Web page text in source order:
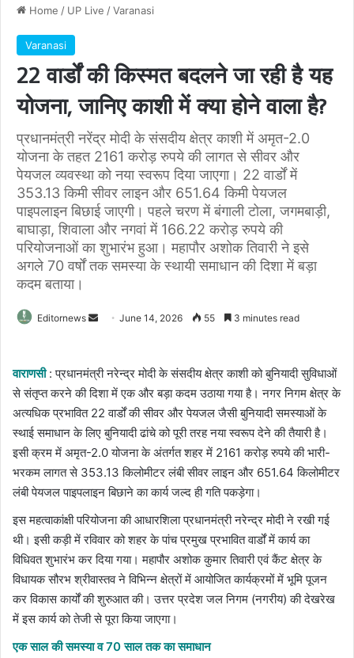
Home / UP Live /Varanasi
Varanasi
22 वार्डों की किस्मत बदलने जा रही है यह
योजना, जानिए काशी में क्या होने वाला है?
प्रधानमंत्री नरेंद्र मोदी के संसदीय क्षेत्र काशी में अमृत-2.0
योजना के तहत 2161 करोड़ रुपये की लागत से सीवर और
पेयजल व्यवस्था को नया स्वरूप दिया जाएगा। 22 वार्डों में
353.13 किमी सीवर लाइन और 651.64 किमी पेयजल
पाइपलाइन बिछाई जाएगी। पहले चरण में बंगाली टोला, जगमबाड़ी,
बाघाड़ा, शिवाला और नगवां में 166.22 करोड़ रुपये की
परियोजनाओं का शुभारंभ हुआ। महापौर अशोक तिवारी ने इसे
अगले 70 वर्षों तक समस्या के स्थायी समाधान की दिशा में बड़ा
कदम बताया।
Editornews
Send June 14, 2026 55 3 minutes read
वाराणसी : प्रधानमंत्री नरेन्द्र मोदी के संसदीय क्षेत्र काशी को बुनियादी सुविधाओं
से संतृप्त करने की दिशा में एक और बड़ा कदम उठाया गया है। नगर निगम क्षेत्र के
अत्यधिक प्रभावित 22 वार्डों की सीवर और पेयजल जैसी बुनियादी समस्याओं के
स्थाई समाधान के लिए बुनियादी ढांचे को पूरी तरह नया स्वरूप देने की तैयारी है।
इसी क्रम में अमृत-2.0 योजना के अंतर्गत शहर में 2161 करोड़ रुपये की भारी-
भरकम लागत से 353.13 किलोमीटर लंबी सीवर लाइन और 651.64 किलोमीटर
लंबी पेयजल पाइपलाइन बिछाने का कार्य जल्द ही गति पकड़ेगा।
​इस महत्वाकांक्षी परियोजना की आधारशिला प्रधानमंत्री नरेन्द्र मोदी ने रखी गई
थी। इसी कड़ी में रविवार को शहर के पांच प्रमुख प्रभावित वार्डों में कार्य का
विधिवत शुभारंभ कर दिया गया। महापौर अशोक कुमार तिवारी एवं कैंट क्षेत्र के
विधायक सौरभ श्रीवास्तव ने विभिन्न क्षेत्रों में आयोजित कार्यक्रमों में भूमि पूजन
कर विकास कार्यों की शुरुआत की। उत्तर प्रदेश जल निगम (नगरीय) की देखरेख
में इस कार्य को तेजी से पूरा किया जाएगा।
​एक साल की समस्या व 70 साल तक का समाधान